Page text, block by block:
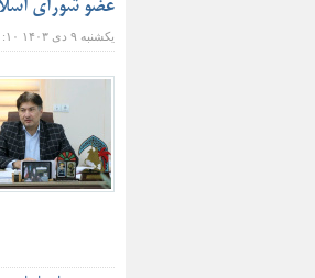
عضو شورای
یکشنبه ۹ دی ۱۴۰۳ ۰:۱۰